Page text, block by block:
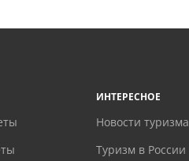
ИНТЕРЕСНОЕ
Новости туризма
Туризм в России